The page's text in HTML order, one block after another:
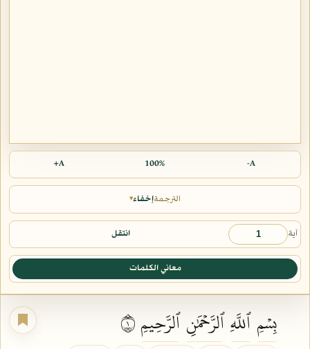
A-
100%
A+
الترجمةإخفاء▾
آية انتقل
معاني الكلمات
بِسۡمِٱللَّهِٱلرَّحۡمَٰنِ ٱلرَّحِيمِ